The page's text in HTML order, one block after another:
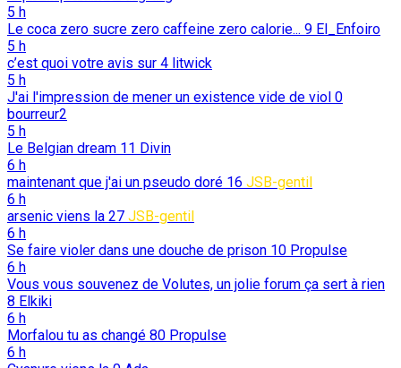
5 h
Le coca zero sucre zero caffeine zero calorie... 9 El_Enfoiro
5 h
c’est quoi votre avis sur 4 litwick
5 h
J'ai l'impression de mener un existence vide de viol 0
bourreur2
5 h
Le Belgian dream 11 Divin
6 h
maintenant que j'ai un pseudo doré 16 JSB-gentil
6 h
arsenic viens la 27 JSB-gentil
6 h
Se faire violer dans une douche de prison 10 Propulse
6 h
Vous vous souvenez de Volutes, un jolie forum ça sert à rien
8 Elkiki
6 h
Morfalou tu as changé 80 Propulse
6 h